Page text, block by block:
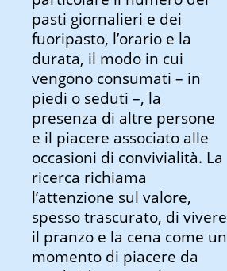
pasti giornalieri e dei
fuoripasto, l’orario e la
durata, il modo in cui
vengono consumati – in
piedi o seduti –, la
presenza di altre persone
e il piacere associato alle
occasioni di convivialità. La
ricerca richiama
l’attenzione sul valore,
spesso trascurato, di vivere
il pranzo e la cena come un
momento di piacere da